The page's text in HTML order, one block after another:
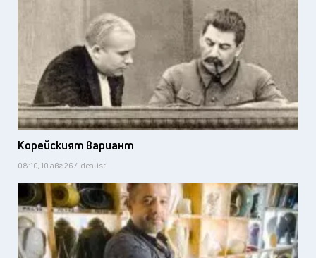
Корейският вариант
08:10, 10 авг 26 / Idealisti